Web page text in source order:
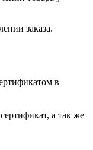
заказа.
в
а так же